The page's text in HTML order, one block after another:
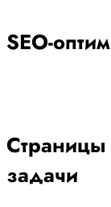
SEO-
задачи